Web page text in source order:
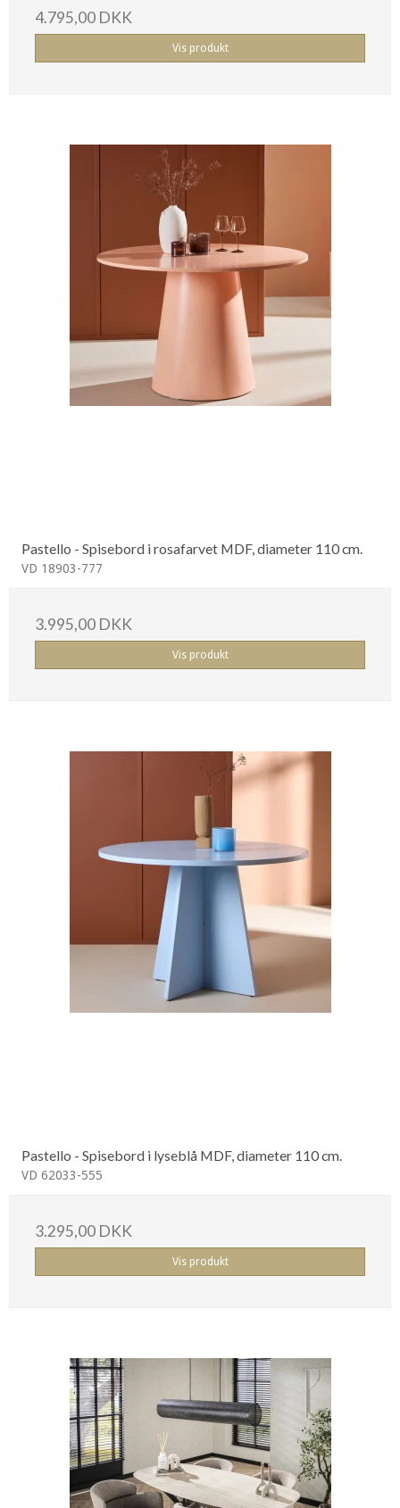
4.795,00 DKK
Vis produkt
Pastello - Spisebord i rosafarvet MDF, diameter 110 cm.
VD 18903-777
3.995,00 DKK
Vis produkt
Pastello - Spisebord i lyseblå MDF, diameter 110 cm.
VD 62033-555
3.295,00 DKK
Vis produkt